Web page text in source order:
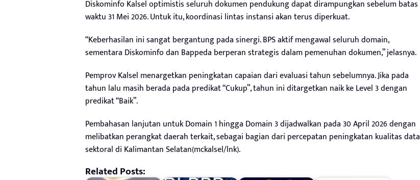
Diskominfo Kalsel optimistis seluruh dokumen pendukung dapat dirampungkan sebelum batas
waktu 31 Mei 2026. Untuk itu, koordinasi lintas instansi akan terus diperkuat.
“Keberhasilan ini sangat bergantung pada sinergi. BPS aktif mengawal seluruh domain,
sementara Diskominfo dan Bappeda berperan strategis dalam pemenuhan dokumen,” jelasnya.
Pemprov Kalsel menargetkan peningkatan capaian dari evaluasi tahun sebelumnya. Jika pada
tahun lalu masih berada pada predikat “Cukup”, tahun ini ditargetkan naik ke Level 3 dengan
predikat “Baik”.
Pembahasan lanjutan untuk Domain 1 hingga Domain 3 dijadwalkan pada 30 April 2026 dengan
melibatkan perangkat daerah terkait, sebagai bagian dari percepatan peningkatan kualitas data
sektoral di Kalimantan Selatan(mckalsel/lnk).
Related Posts: